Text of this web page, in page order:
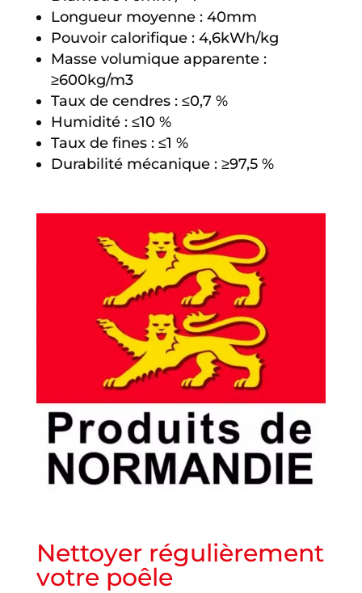
Longueur moyenne : 40mm
Pouvoir calorifique : 4,6kWh/kg
Masse volumique apparente :
≥600kg/m3
Taux de cendres : ≤0,7 %
Humidité : ≤10 %
Taux de fines : ≤1 %
Durabilité mécanique : ≥97,5 %
Nettoyer régulièrement
votre poêle